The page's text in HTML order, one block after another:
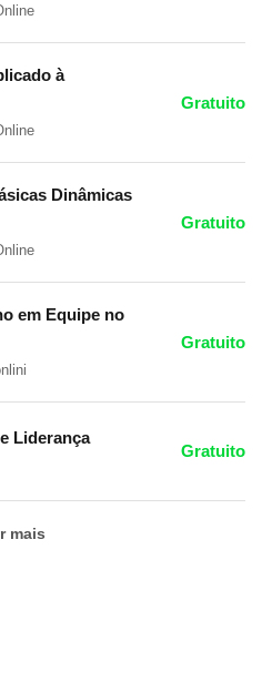
à
Gratuito
Dinâmicas
Gratuito
em Equipe no
Gratuito
Liderança
Gratuito
mais